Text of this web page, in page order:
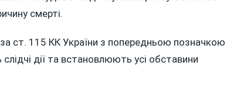
смерті.
ст. 115 КК України з попередньою позначкою
дії та встановлюють усі обставини